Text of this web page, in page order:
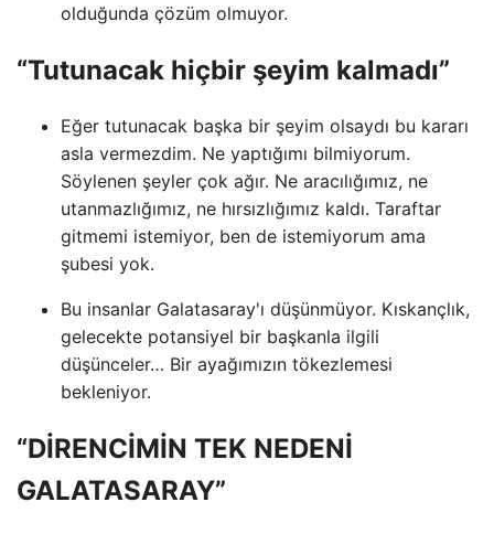
olduğunda çözüm olmuyor.
“Tutunacak hiçbir şeyim kalmadı”
Eğer tutunacak başka bir şeyim olsaydı bu kararı
asla vermezdim. Ne yaptığımı bilmiyorum.
Söylenen şeyler çok ağır. Ne aracılığımız, ne
utanmazlığımız, ne hırsızlığımız kaldı. Taraftar
gitmemi istemiyor, ben de istemiyorum ama
şubesi yok.
Bu insanlar Galatasaray'ı düşünmüyor. Kıskançlık,
gelecekte potansiyel bir başkanla ilgili
düşünceler… Bir ayağımızın tökezlemesi
bekleniyor.
“DİRENCİMİN TEK NEDENİ
GALATASARAY”